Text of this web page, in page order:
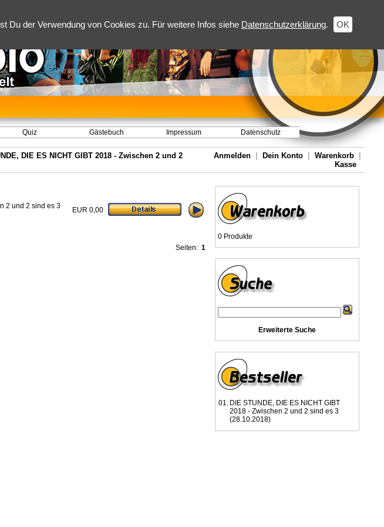
Du der Verwendung von Cookies zu. Für weitere Infos siehe Datenschutzerklärung. OK
Quiz Gästebuch Impressum Datenschutz
DIE ES NICHT GIBT 2018 - Zwischen 2 und 2
Anmelden Dein Konto Warenkorb
Kasse
2 und 2 sind es 3
EUR 0,00
Seiten: 1
0 Produkte
Erweiterte Suche
01. DIE STUNDE, DIE ES NICHT GIBT
2018 - Zwischen 2 und 2 sind es 3
(28.10.2018)